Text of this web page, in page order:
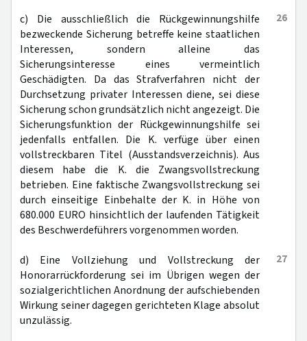
26
c) Die ausschließlich die Rückgewinnungshilfe
bezweckende Sicherung betreffe keine staatlichen
Interessen, sondern alleine das
Sicherungsinteresse eines vermeintlich
Geschädigten. Da das Strafverfahren nicht der
Durchsetzung privater Interessen diene, sei diese
Sicherung schon grundsätzlich nicht angezeigt. Die
Sicherungsfunktion der Rückgewinnungshilfe sei
jedenfalls entfallen. Die K. verfüge über einen
vollstreckbaren Titel (Ausstandsverzeichnis). Aus
diesem habe die K. die Zwangsvollstreckung
betrieben. Eine faktische Zwangsvollstreckung sei
durch einseitige Einbehalte der K. in Höhe von
680.000 EURO hinsichtlich der laufenden Tätigkeit
des Beschwerdeführers vorgenommen worden.
27
d) Eine Vollziehung und Vollstreckung der
Honorarrückforderung sei im Übrigen wegen der
sozialgerichtlichen Anordnung der aufschiebenden
Wirkung seiner dagegen gerichteten Klage absolut
unzulässig.